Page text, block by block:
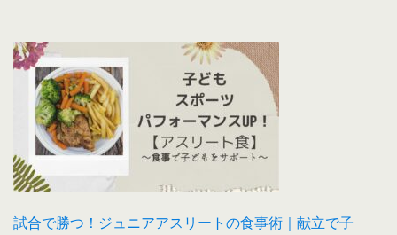
試合で勝つ！ジュニアアスリートの食事術｜献立で子